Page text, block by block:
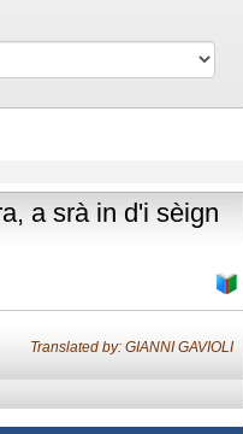
a srà in d'i sèign
Translated by: GIANNI GAVIOLI